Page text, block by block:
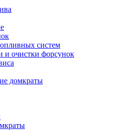
систем
и очистки форсунок
домкраты